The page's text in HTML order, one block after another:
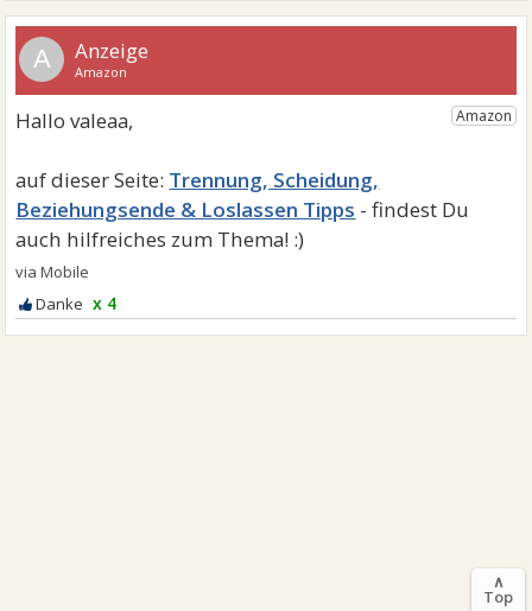
A
Trennung, Scheidung,
Beziehungsende & Loslassen Tipps
x 4
∧
Top